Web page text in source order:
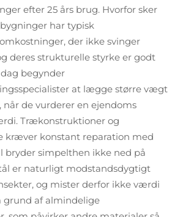
efter 25 års brug. Hvorfor sker
har typisk
der ikke svinger
deres strukturelle styrke er godt
begynder
at lægge større vægt
når de vurderer en ejendoms
Trækonstruktioner og
konstant reparation med
bryder simpelthen ikke ned på
er naturligt modstandsdygtigt
og mister derfor ikke værdi
grund af almindelige